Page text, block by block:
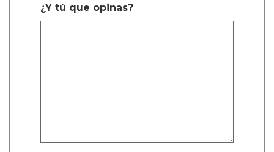
¿Y tú que opinas?